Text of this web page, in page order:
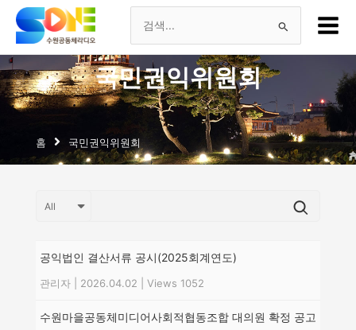
너
뛰
기
색
대
Menu
국민권익위원회
홈 국민권익위원회
공익법인 결산서류 공시(2025회계연도)
관리자 2026.04.02 Views 1052
수원마을공동체미디어사회적협동조합 대의원 확정 공고